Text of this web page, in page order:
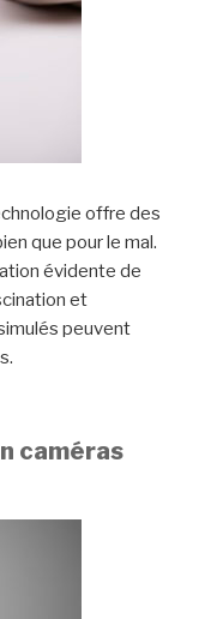
offre des
que pour le mal.
évidente de
et
peuvent
caméras